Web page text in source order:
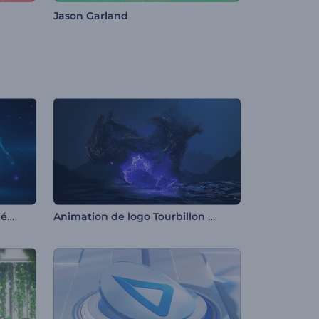
Jason Garland
Introduction au vortex énergétique Animation de logo Tourbillon nocturne